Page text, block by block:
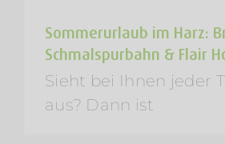
Sommerurlaub im Harz:
Schmalspurbahn & Flair
Sieht bei Ihnen jeder
aus? Dann ist